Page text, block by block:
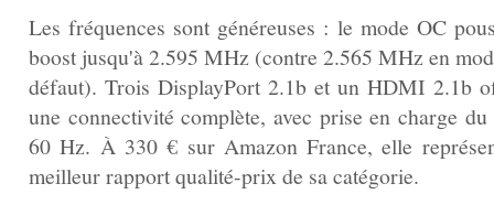
Les fréquences sont généreuses : le mode OC
boost jusqu'à 2.595 MHz (contre 2.565 MHz en
défaut). Trois DisplayPort 2.1b et un HDMI 2.1b
une connectivité complète, avec prise en charge
60 Hz. À 330 € sur Amazon France, elle
meilleur rapport qualité-prix de sa catégorie.